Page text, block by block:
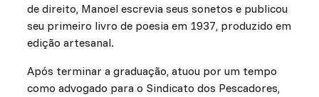
de direito, Manoel escrevia seus sonetos e publicou
seu primeiro livro de poesia em 1937, produzido em
edição artesanal.
Após terminar a graduação, atuou por um tempo
como advogado para o Sindicato dos Pescadores,